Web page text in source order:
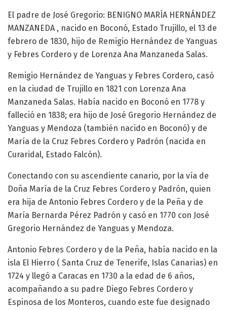
El padre de José Gregorio: BENIGNO MARÍA HERNÁNDEZ
MANZANEDA , nacido en Boconó, Estado Trujillo, el 13 de
febrero de 1830, hijo de Remigio Hernández de Yanguas
y Febres Cordero y de Lorenza Ana Manzaneda Salas.
Remigio Hernández de Yanguas y Febres Cordero, casó
en la ciudad de Trujillo en 1821 con Lorenza Ana
Manzaneda Salas. Había nacido en Boconó en 1778 y
falleció en 1838; era hijo de José Gregorio Hernández de
Yanguas y Mendoza (también nacido en Boconó) y de
María de la Cruz Febres Cordero y Padrón (nacida en
Curaridal, Estado Falcón).
Conectando con su ascendiente canario, por la vía de
Doña María de la Cruz Febres Cordero y Padrón, quien
era hija de Antonio Febres Cordero y de la Peña y de
María Bernarda Pérez Padrón y casó en 1770 con José
Gregorio Hernández de Yanguas y Mendoza.
Antonio Febres Cordero y de la Peña, había nacido en la
isla El Hierro ( Santa Cruz de Tenerife, Islas Canarias) en
1724 y llegó a Caracas en 1730 a la edad de 6 años,
acompañando a su padre Diego Febres Cordero y
Espinosa de los Monteros, cuando este fue designado